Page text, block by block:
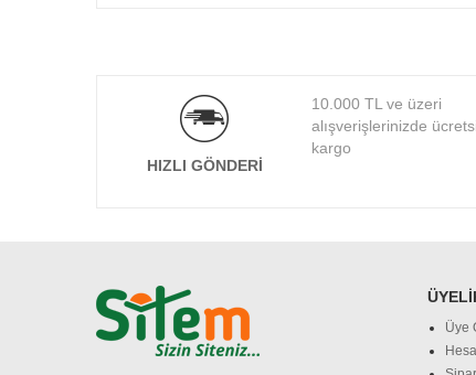
HIZLI GÖNDERI
10.000 TL ve üzeri
alışverişlerinizde
kargo
Üye